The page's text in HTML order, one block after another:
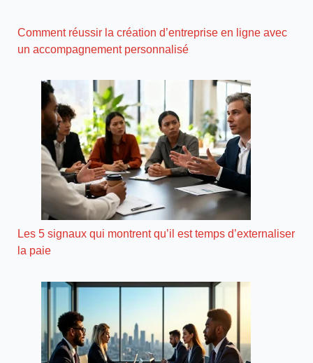
Comment réussir la création d’entreprise en ligne avec
un accompagnement personnalisé
Les 5 signaux qui montrent qu’il est temps d’externaliser
la paie